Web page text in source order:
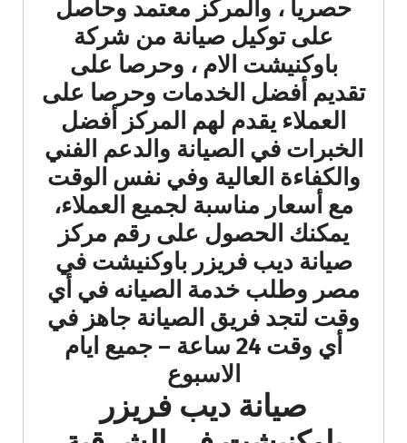
حصرياً ، والمركز معتمد وحاصل
على توكيل صيانة من شركة
باوكنيشت الام ، وحرصا على
تقديم أفضل الخدمات وحرصا على
العملاء يقدم لهم المركز أفضل
الخبرات في الصيانة والدعم الفني
والكفاءة العالية وفي نفس الوقت
مع أسعار مناسبة لجميع العملاء،
يمكنك الحصول على رقم مركز
صيانة ديب فريزر باوكنيشت في
مصر وطلب خدمة الصيانه في أي
وقت لتجد فريق الصيانة جاهز في
أي وقت 24 ساعة – جميع ايام
الاسبوع
صيانة ديب فريزر